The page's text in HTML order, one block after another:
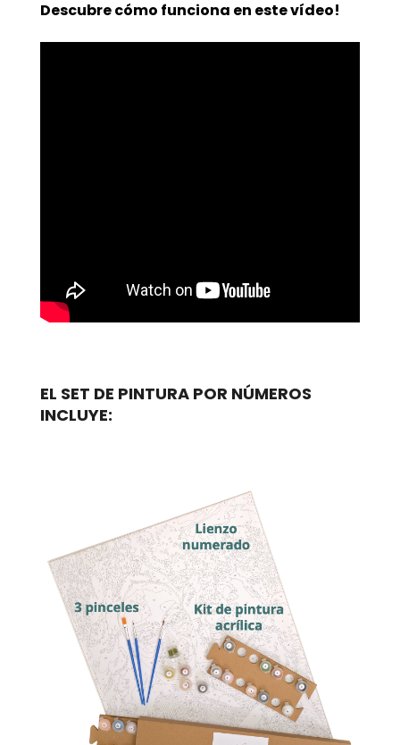
Descubre cómo funciona en este vídeo!
EL SET DE PINTURA POR NÚMEROS
INCLUYE: